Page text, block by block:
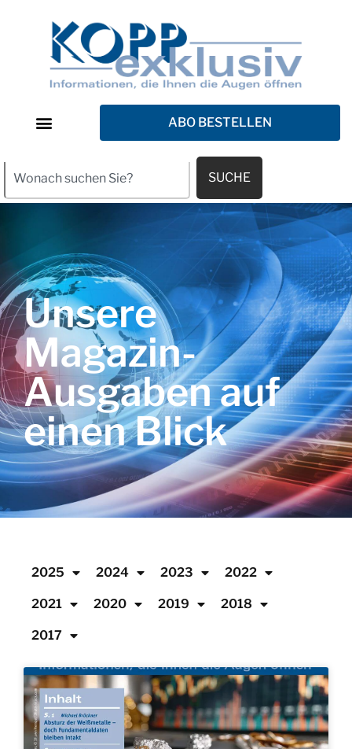
ABO BESTELLEN
SUCHE
Unsere
Magazin-
Ausgaben auf
einen Blick
2025 2024 2023 2022
2021 2020 2019 2018
2017